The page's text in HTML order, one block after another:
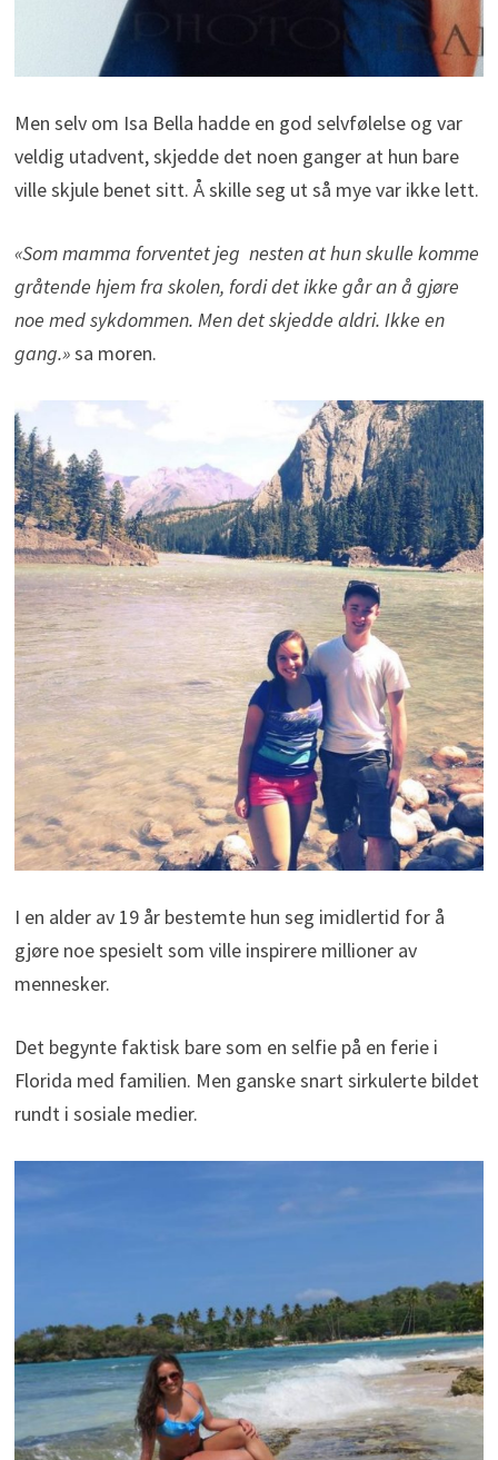
Men selv om Isa Bella hadde en god selvfølelse og var
veldig utadvent, skjedde det noen ganger at hun bare
ville skjule benet sitt. Å skille seg ut så mye var ikke lett.
«Som mamma forventet jeg nesten at hun skulle komme
gråtende hjem fra skolen, fordi det ikke går an å gjøre
noe med sykdommen. Men det skjedde aldri. Ikke en
gang.»sa moren.
I en alder av 19 år bestemte hun seg imidlertid for å
gjøre noe spesielt som ville inspirere millioner av
mennesker.
Det begynte faktisk bare som en selfie på en ferie i
Florida med familien. Men ganske snart sirkulerte bildet
rundt i sosiale medier.